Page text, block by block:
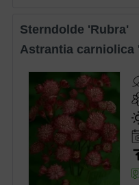
Sterndolde 'Rubra'
Astrantia carniolica